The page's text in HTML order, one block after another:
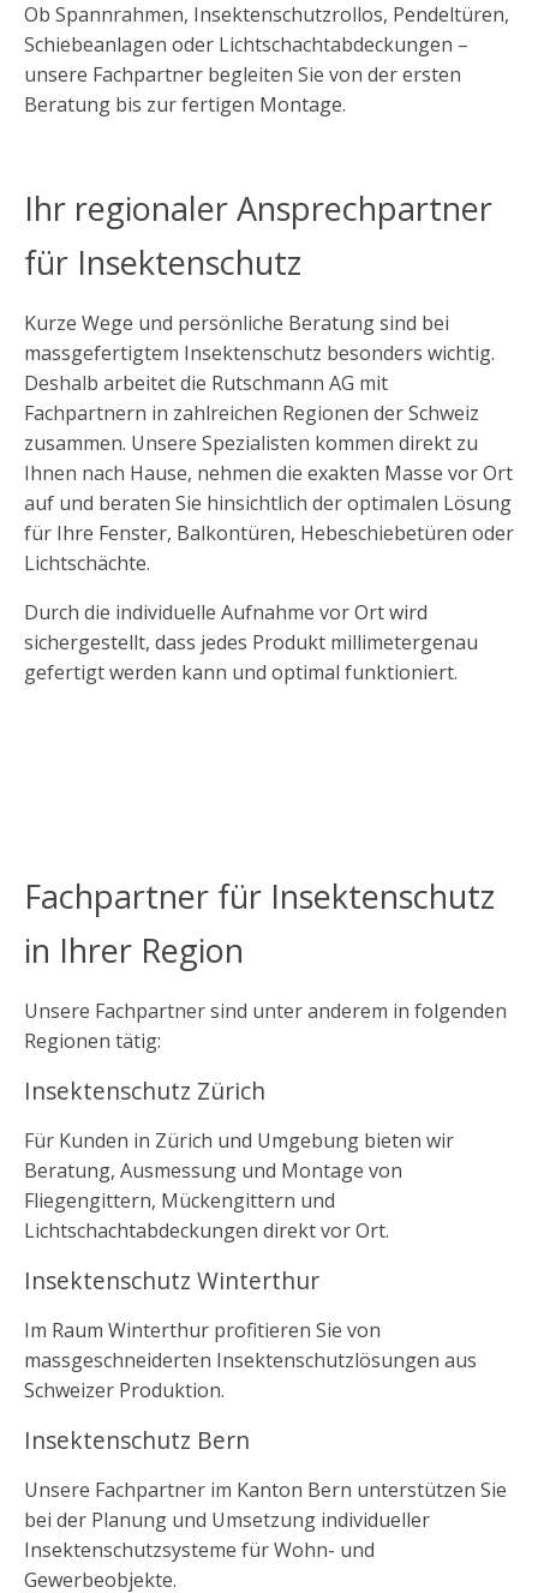
Ob Spannrahmen, Insektenschutzrollos, Pendeltüren,
Schiebeanlagen oder Lichtschachtabdeckungen –
unsere Fachpartner begleiten Sie von der ersten
Beratung bis zur fertigen Montage.
Ihr regionaler Ansprechpartner
für Insektenschutz
Kurze Wege und persönliche Beratung sind bei
massgefertigtem Insektenschutz besonders wichtig.
Deshalb arbeitet die Rutschmann AG mit
Fachpartnern in zahlreichen Regionen der Schweiz
zusammen. Unsere Spezialisten kommen direkt zu
Ihnen nach Hause, nehmen die exakten Masse vor Ort
auf und beraten Sie hinsichtlich der optimalen Lösung
für Ihre Fenster, Balkontüren, Hebeschiebetüren oder
Lichtschächte.
Durch die individuelle Aufnahme vor Ort wird
sichergestellt, dass jedes Produkt millimetergenau
gefertigt werden kann und optimal funktioniert.
Fachpartner für Insektenschutz
in Ihrer Region
Unsere Fachpartner sind unter anderem in folgenden
Regionen tätig:
Insektenschutz Zürich
Für Kunden in Zürich und Umgebung bieten wir
Beratung, Ausmessung und Montage von
Fliegengittern, Mückengittern und
Lichtschachtabdeckungen direkt vor Ort.
Insektenschutz Winterthur
Im Raum Winterthur profitieren Sie von
massgeschneiderten Insektenschutzlösungen aus
Schweizer Produktion.
Insektenschutz Bern
Unsere Fachpartner im Kanton Bern unterstützen Sie
bei der Planung und Umsetzung individueller
Insektenschutzsysteme für Wohn- und
Gewerbeobjekte.